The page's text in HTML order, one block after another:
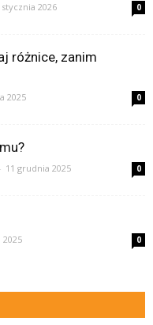
stycznia 2026 0
różnice, zanim
2025 0
- 11 grudnia 2025 0
2025 0